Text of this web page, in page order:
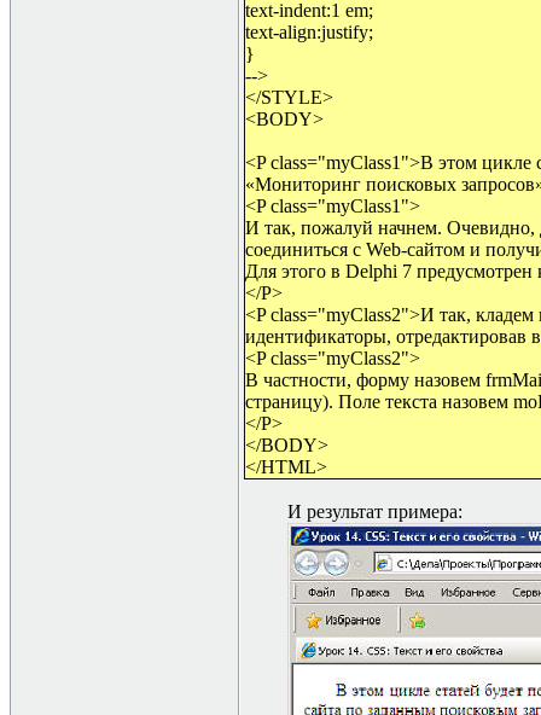
text-indent:1 em;
text-align:justify;
}
-->
</STYLE>
<BODY>
<P class="myClass1">В этом цикле
«Мониторинг поисковых
<P class="myClass1">
И так, пожалуй начнем. Очевидно,
соединиться с Web-сайтом и
Для этого в Delphi 7
</P>
<P class="myClass2">И так,
идентификаторы, отредактировав
<P class="myClass2">
В частности, форму назовем
страницу). Поле текста назовем
</P>
</BODY>
</HTML>
И результат примера: